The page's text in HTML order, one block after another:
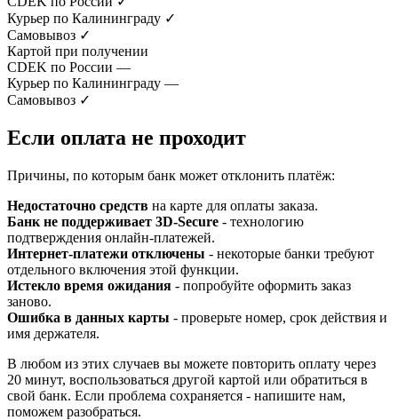
Курьер по Калининграду ✓
Самовывоз ✓
Картой при получении
CDEK по России —
Курьер по Калининграду —
Самовывоз ✓
Если оплата не проходит
Причины, по которым банк может отклонить платёж:
Недостаточно средств на карте для оплаты заказа.
Банк не поддерживает 3D-Secure - технологию
подтверждения онлайн-платежей.
Интернет-платежи отключены - некоторые банки требуют
отдельного включения этой функции.
Истекло время ожидания - попробуйте оформить заказ
заново.
Ошибка в данных карты - проверьте номер, срок действия и
имя держателя.
В любом из этих случаев вы можете повторить оплату через
20 минут, воспользоваться другой картой или обратиться в
свой банк. Если проблема сохраняется - напишите нам,
поможем разобраться.